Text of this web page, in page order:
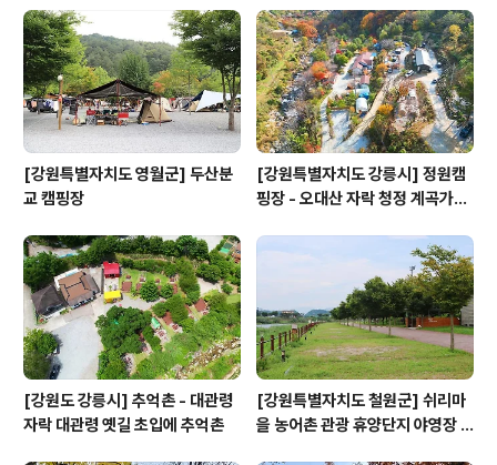
넷,장작판매,운동시설 - 부대시설 기타 : 전시관,플라잉디
스크골프 - 애완동물출입 : 가능(소형견)
[강원특별자치도 영월군] 두산분
교 캠핑장
[강원특별자치도 강릉시] 정원캠
핑장 - 오대산 자락 청정 계곡가에
[강원도 강릉시] 추억촌 - 대관령
자락 대관령 옛길 초입에 추억촌
[강원특별자치도 철원군] 쉬리마
을 농어촌 관광 휴양단지 야영장 -